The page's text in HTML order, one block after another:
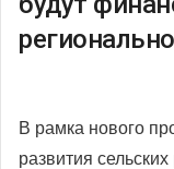
В рамка нового
развития